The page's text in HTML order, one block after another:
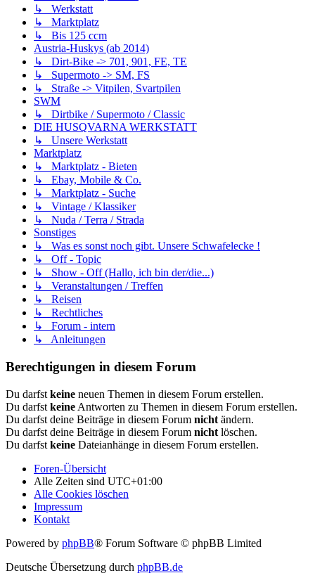
↳ Werkstatt
↳ Marktplatz
↳ Bis 125 ccm
Austria-Huskys (ab 2014)
↳ Dirt-Bike -> 701, 901, FE, TE
↳ Supermoto -> SM, FS
↳ Straße -> Vitpilen, Svartpilen
SWM
↳ Dirtbike / Supermoto / Classic
DIE HUSQVARNA WERKSTATT
↳ Unsere Werkstatt
Marktplatz
↳ Marktplatz - Bieten
↳ Ebay, Mobile & Co.
↳ Marktplatz - Suche
↳ Vintage / Klassiker
↳ Nuda / Terra / Strada
Sonstiges
↳ Was es sonst noch gibt. Unsere Schwafelecke !
↳ Off - Topic
↳ Show - Off (Hallo, ich bin der/die...)
↳ Veranstaltungen / Treffen
↳ Reisen
↳ Rechtliches
↳ Forum - intern
↳ Anleitungen
Berechtigungen in diesem Forum
Du darfst keine neuen Themen in diesem Forum erstellen.
Du darfst keine Antworten zu Themen in diesem Forum erstellen.
Du darfst deine Beiträge in diesem Forum nicht ändern.
Du darfst deine Beiträge in diesem Forum nicht löschen.
Du darfst keine Dateianhänge in diesem Forum erstellen.
Foren-Übersicht
Alle Zeiten sind UTC+01:00
Alle Cookies löschen
Impressum
Kontakt
Powered by phpBB® Forum Software © phpBB Limited
Deutsche Übersetzung durch phpBB.de